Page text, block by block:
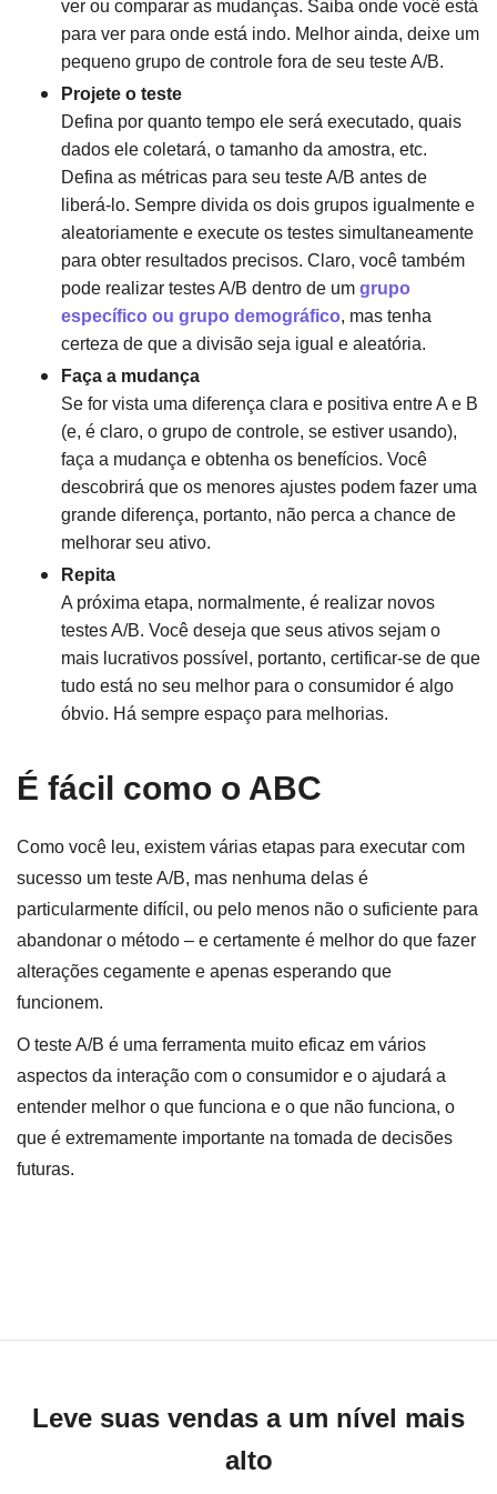
ver ou comparar as mudanças. Saiba onde você está
para ver para onde está indo. Melhor ainda, deixe um
pequeno grupo de controle fora de seu teste A/B.
Projete o teste
Defina por quanto tempo ele será executado, quais
dados ele coletará, o tamanho da amostra, etc.
Defina as métricas para seu teste A/B antes de
liberá-lo. Sempre divida os dois grupos igualmente e
aleatoriamente e execute os testes simultaneamente
para obter resultados precisos. Claro, você também
pode realizar testes A/B dentro de umgrupo
específico ou grupo demográfico, mas tenha
certeza de que a divisão seja igual e aleatória.
Faça a mudança
Se for vista uma diferença clara e positiva entre A e B
(e, é claro, o grupo de controle, se estiver usando),
faça a mudança e obtenha os benefícios. Você
descobrirá que os menores ajustes podem fazer uma
grande diferença, portanto, não perca a chance de
melhorar seu ativo.
Repita
A próxima etapa, normalmente, é realizar novos
testes A/B. Você deseja que seus ativos sejam o
mais lucrativos possível, portanto, certificar-se de que
tudo está no seu melhor para o consumidor é algo
óbvio. Há sempre espaço para melhorias.
É fácil como o ABC
Como você leu, existem várias etapas para executar com
sucesso um teste A/B, mas nenhuma delas é
particularmente difícil, ou pelo menos não o suficiente para
abandonar o método – e certamente é melhor do que fazer
alterações cegamente e apenas esperando que
funcionem.
O teste A/B é uma ferramenta muito eficaz em vários
aspectos da interação com o consumidor e o ajudará a
entender melhor o que funciona e o que não funciona, o
que é extremamente importante na tomada de decisões
futuras.
Leve suas vendas a um nível mais
alto